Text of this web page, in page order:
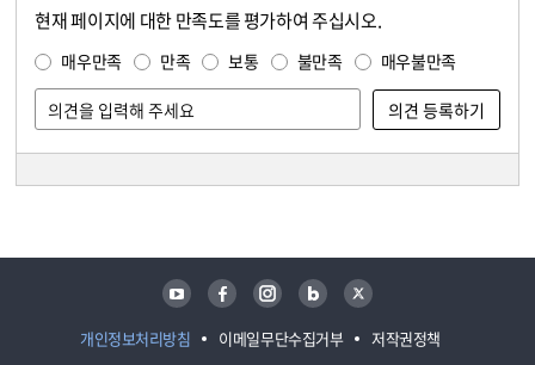
현재 페이지에 대한 만족도를 평가하여 주십시오.
매우만족 만족 보통 불만족 매우불만족
개인정보처리방침 이메일무단수집거부 저작권정책
유튜브 페이스북 인스타그램 블로그 트위터